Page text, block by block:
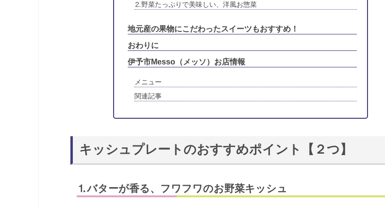
⒉野菜たっぷりで美味しい、洋風お惣菜
地元産の果物にこだわったスイーツもおすすめ！
おわりに
伊予市Messo（メッソ）お店情報
メニュー
関連記事
キッシュプレートのおすすめポイント【２つ】
⒈バターが香る、フワフワのお野菜キッシュ